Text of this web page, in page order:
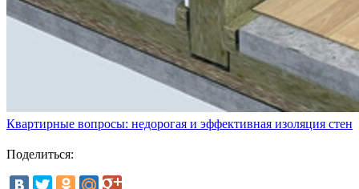
Квартирные вопросы: недорогая и эффективная изоляция стен
Поделиться: